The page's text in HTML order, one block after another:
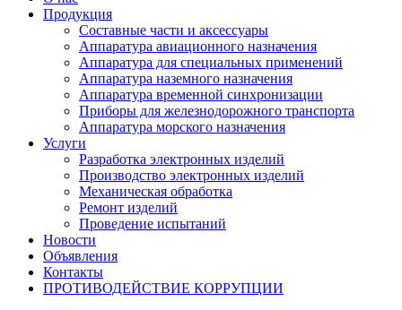
Продукция
Составные части и аксессуары
Аппаратура авиационного назначения
Аппаратура для специальных применений
Аппаратура наземного назначения
Аппаратура временной синхронизации
Приборы для железнодорожного транспорта
Аппаратура морского назначения
Услуги
Разработка электронных изделий
Производство электронных изделий
Механическая обработка
Ремонт изделий
Проведение испытаний
Новости
Объявления
Контакты
ПРОТИВОДЕЙСТВИЕ КОРРУПЦИИ